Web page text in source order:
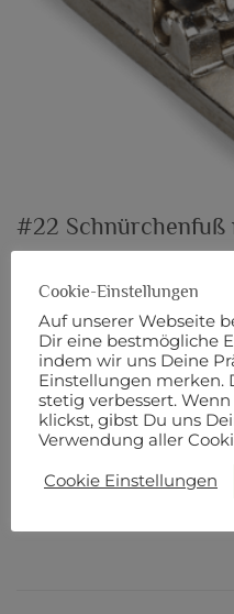
#22 Schnürchenfuß
51,90€
Vorrätig
inkl. MwSt. zzgl.
#22 Schnürchenfuß mit 3
IN DEN
Cookie-Einstellungen
Auf unserer Webseite
Dir eine bestmögliche
indem wir uns Deine
Einstellungen merken.
stetig verbessert.
klickst, gibst Du uns
Verwendung aller
Cookie Einstellungen